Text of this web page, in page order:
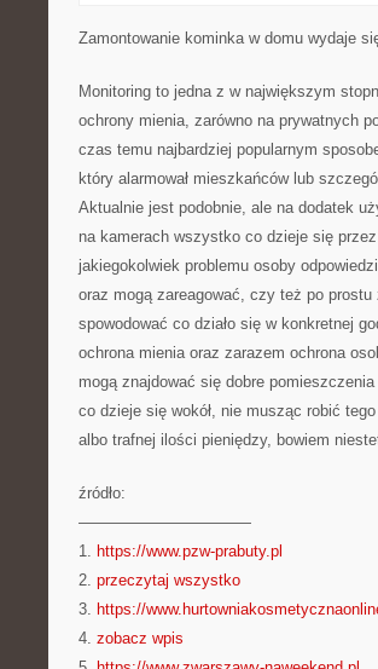
Zamontowanie kominka w domu wydaje
Monitoring to jedna z w największym
ochrony mienia, zarówno na prywatnych
czas temu najbardziej popularnym
który alarmował mieszkańców lub
Aktualnie jest podobnie, ale na dodatek
na kamerach wszystko co dzieje się
jakiegokolwiek problemu osoby
oraz mogą zareagować, czy też po
spowodować co działo się w konkretnej
ochrona mienia oraz zarazem ochrona
mogą znajdować się dobre
co dzieje się wokół, nie musząc robić
albo trafnej ilości pieniędzy, bowiem
źródło:
———————————
1. https://www.pzw-prabuty.pl
2. przeczytaj wszystko
3. https://
4. zobacz wpis